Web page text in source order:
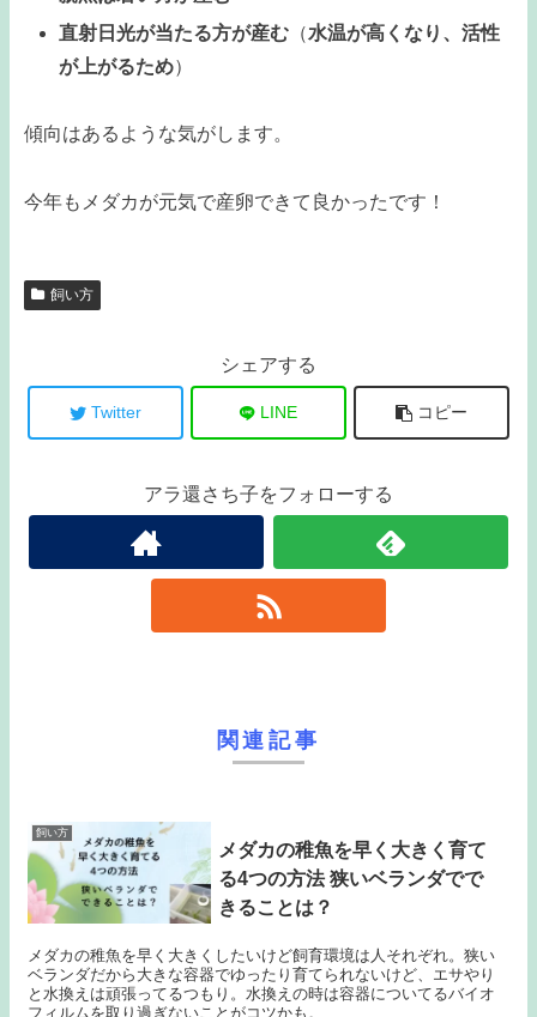
直射日光が当たる方が産む （水温が高くなり、活性
が上がるため）
傾向はあるような気がします。
今年もメダカが元気で産卵できて良かったです！
飼い方
シェアする
Twitter LINE コピー
アラ還さち子をフォローする
関連記事
飼い方
メダカの稚魚を早く大きく育て
る4つの方法 狭いベランダでで
きることは？
メダカの稚魚を早く大きくしたいけど飼育環境は人それぞれ。狭い
ベランダだから大きな容器でゆったり育てられないけど、エサやり
と水換えは頑張ってるつもり。水換えの時は容器についてるバイオ
フィルムを取り過ぎないことがコツかも。